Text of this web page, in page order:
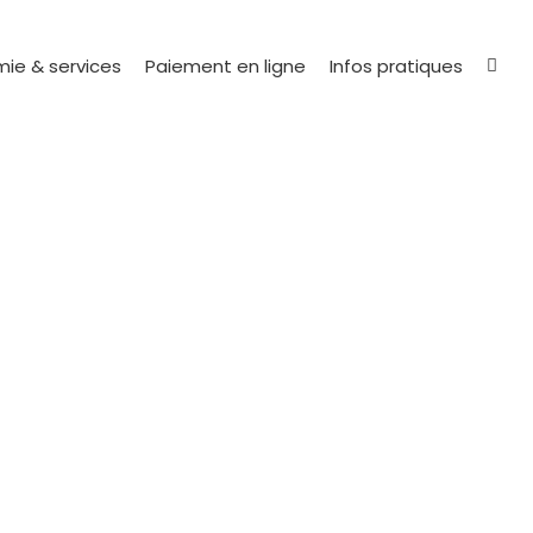
& services Paiement en ligne Infos pratiques